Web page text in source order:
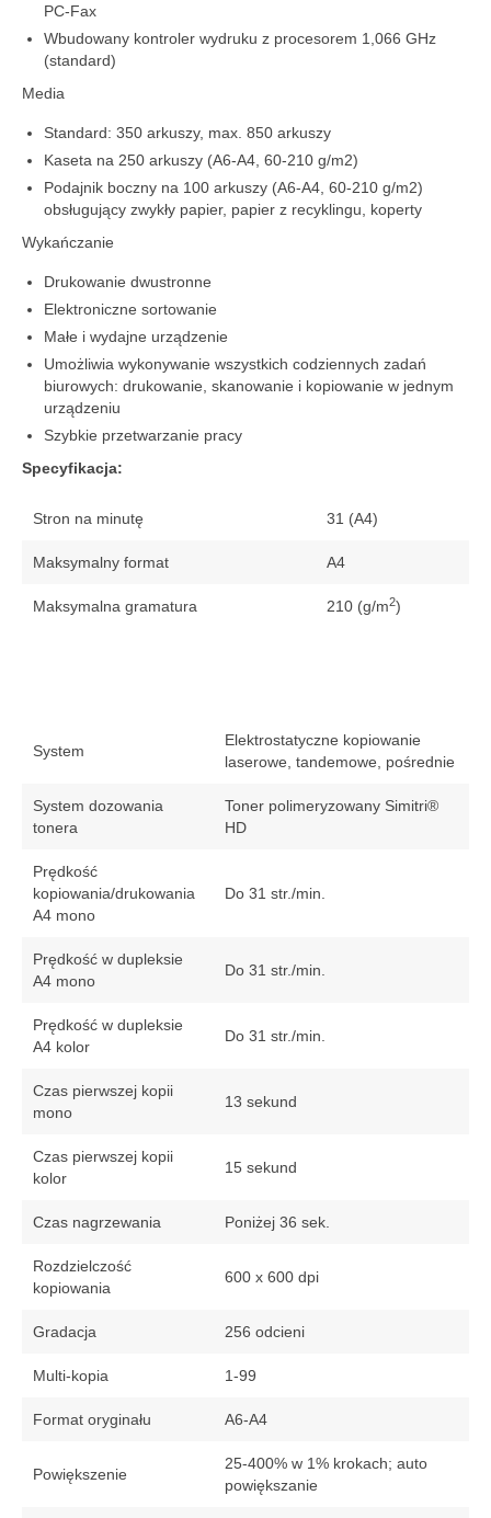
PC-Fax
Wbudowany kontroler wydruku z procesorem 1,066 GHz
(standard)
Media
Standard: 350 arkuszy, max. 850 arkuszy
Kaseta na 250 arkuszy (A6-A4, 60-210 g/m2)
Podajnik boczny na 100 arkuszy (A6-A4, 60-210 g/m2)
obsługujący zwykły papier, papier z recyklingu, koperty
Wykańczanie
Drukowanie dwustronne
Elektroniczne sortowanie
Małe i wydajne urządzenie
Umożliwia wykonywanie wszystkich codziennych zadań
biurowych: drukowanie, skanowanie i kopiowanie w jednym
urządzeniu
Szybkie przetwarzanie pracy
Specyfikacja:
Stron na minutę 31 (A4)
Maksymalny format A4
Maksymalna gramatura 210 (g/m2)
System
Elektrostatyczne kopiowanie
laserowe, tandemowe, pośrednie
System dozowania
tonera
Toner polimeryzowany Simitri®
HD
Prędkość
kopiowania/drukowania
A4 mono
Do 31 str./min.
Prędkość w dupleksie
A4 mono
Do 31 str./min.
Prędkość w dupleksie
A4 kolor
Do 31 str./min.
Czas pierwszej kopii
mono
13 sekund
Czas pierwszej kopii
kolor
15 sekund
Czas nagrzewania Poniżej 36 sek.
Rozdzielczość
kopiowania
600 x 600 dpi
Gradacja 256 odcieni
Multi-kopia 1-99
Format oryginału A6-A4
Powiększenie
25-400% w 1% krokach; auto
powiększanie